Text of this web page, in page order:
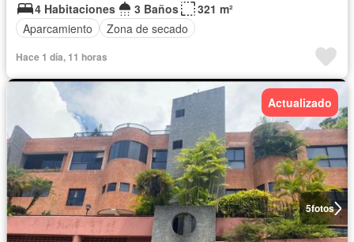
4 Habitaciones
3 Baños
321 m²
Aparcamiento
Zona de secado
Hace 1 día, 11 horas
5fotos
Actualizado